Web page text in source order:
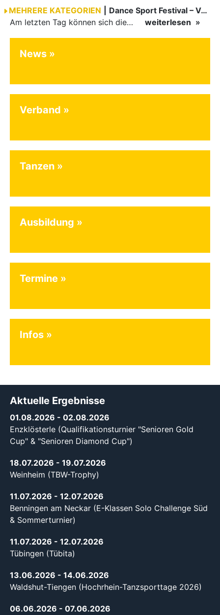
MEHRERE KATEGORIEN
Dance Sport Festival – Volles Haus
Am letzten Tag können sich die Besucher des Dance Sport Festivals erneut auf internationale Festivalatmosphäre freuen. Die knapp 1200 Aktiven vertreten mit Deutschland 43 Nationen. Mit Paaren aus 15…
weiterlesen
News
Verband
Tanzen
Ausbildung
Termine
Infos
Aktuelle Ergebnisse
01.08.2026 - 02.08.2026
Enzklösterle (Qualifikationsturnier "Senioren Gold
Cup" & "Senioren Diamond Cup")
18.07.2026 - 19.07.2026
Weinheim (TBW-Trophy)
11.07.2026 - 12.07.2026
Benningen am Neckar (E-Klassen Solo Challenge Süd
& Sommerturnier)
11.07.2026 - 12.07.2026
Tübingen (Tübita)
13.06.2026 - 14.06.2026
Waldshut-Tiengen (Hochrhein-Tanzsporttage 2026)
06.06.2026 - 07.06.2026